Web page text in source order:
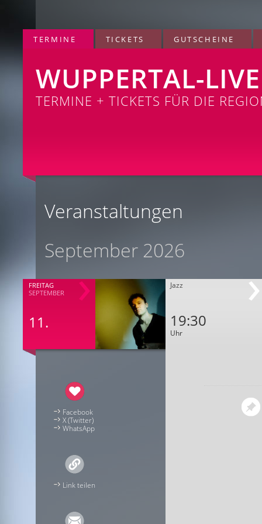
TERMINE TICKETS GUTSCHEINE
WUPPERTAL-LIVE
TERMINE + TICKETS FÜR DIE
Veranstaltungen
September 2026
FREITAG
SEPTEMBER
11.
Jazz
19:30
Uhr
Facebook
X (Twitter)
WhatsApp
Link teilen